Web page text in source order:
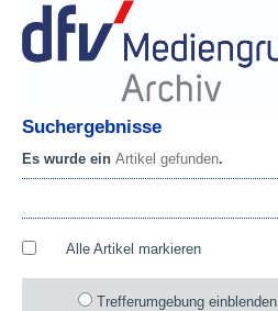
Suchergebnisse
Es wurde ein Artikel gefunden.
Alle Artikel markieren
Trefferumgebung einblenden